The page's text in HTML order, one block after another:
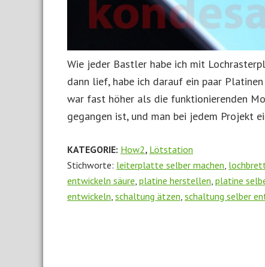
Wie jeder Bastler habe ich mit
dann lief, habe ich darauf ein paar
war fast höher als die funktionierenden
gegangen ist, und man bei jedem Projekt
KATEGORIE: How2, Lötstation
Stichworte: leiterplatte selber machen
entwickeln säure platine herstellen platine
entwickeln schaltung ätzen schaltung selber